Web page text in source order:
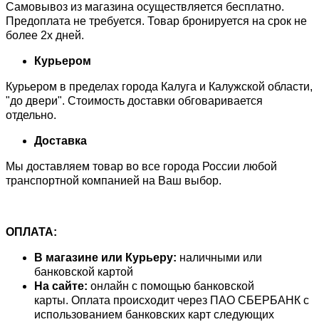
Самовывоз из магазина осуществляется бесплатно.
Предоплата не требуется. Товар бронируется на срок не
более 2х дней.
Курьером
Курьером в пределах города Калуга и Калужской области,
"до двери". Стоимость доставки обговаривается
отдельно.
Доставка
Мы доставляем товар во все города России любой
транспортной компанией на Ваш выбор.
ОПЛАТА:
В магазине или Курьеру: наличными или
банковской картой
На сайте: онлайн с помощью банковской
карты. Оплата происходит через ПАО СБЕРБАНК с
использованием банковских карт следующих